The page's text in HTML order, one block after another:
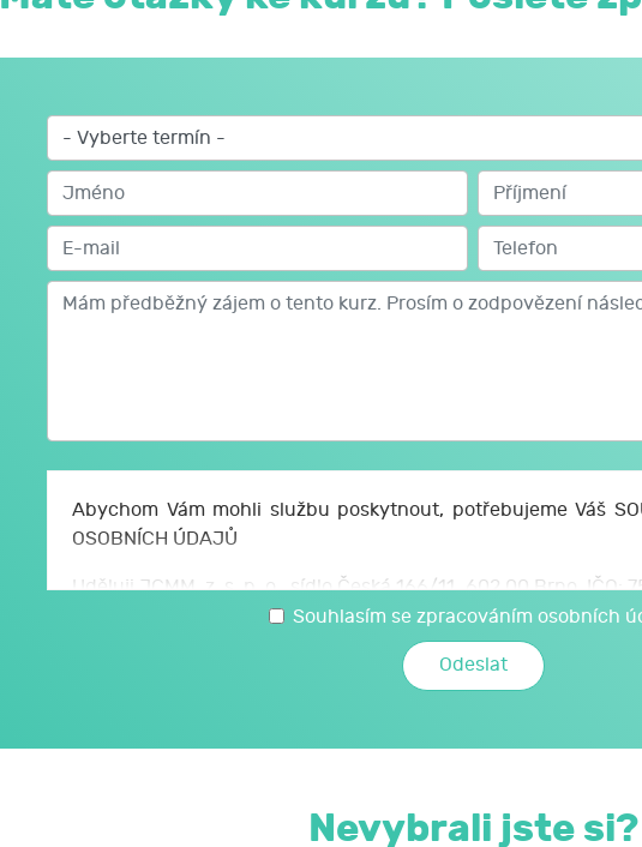
Abychom Vám mohli službu poskytnout, potřebujeme Váš
OSOBNÍCH ÚDAJŮ
Uděluji JCMM, z. s. p. o., sídlo Česká 166/11, 602 00 Brno, IČO:
se zpracováním svých osobních a citlivých údajů, které jsem
a údajů, které JCMM poskytnu při kariérovém poradenství
S mými osobními a citlivými údaji může JCMM nakládat
nařízení EU o ochraně osobních údajů č. 2016/679, a to za
JCMM moje osobní a citlivé údaje neposkytne bez mého
Souhlasím se zpracováním osobních
Nevybrali jste si?